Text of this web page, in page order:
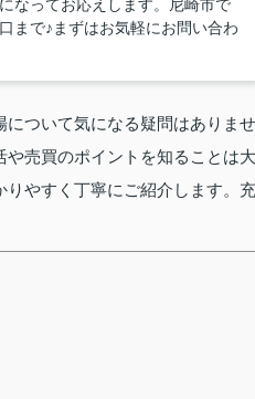
なってお応えします。尼崎市で
まで♪まずはお気軽にお問い合わ
ついて気になる疑問はありませ
売買のポイントを知ることは大
やすく丁寧にご紹介します。充